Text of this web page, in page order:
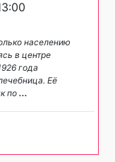
населению
в центре
года
Её
по ...